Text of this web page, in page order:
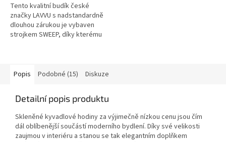
Tento kvalitní budík české
značky LAVVU s nadstandardně
dlouhou zárukou je vybaven
strojkem SWEEP, díky kterému
Popis Podobné (15) Diskuze
Detailní popis produktu
Skleněné kyvadlové hodiny za výjimečně nízkou cenu jsou čím
dál oblíbenější součástí moderního bydlení. Díky své velikosti
zaujmou v interiéru a stanou se tak elegantním doplňkem